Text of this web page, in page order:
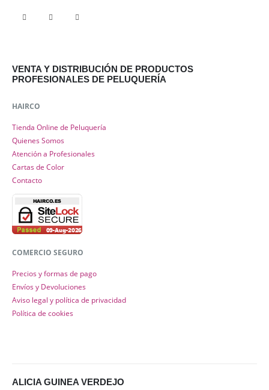
VENTA Y DISTRIBUCIÓN DE PRODUCTOS
PROFESIONALES DE PELUQUERÍA
HAIRCO
Tienda Online de Peluquería
Quienes Somos
Atención a Profesionales
Cartas de Color
Contacto
COMERCIO SEGURO
Precios y formas de pago
Envíos y Devoluciones
Aviso legal y política de privacidad
Política de cookies
ALICIA GUINEA VERDEJO